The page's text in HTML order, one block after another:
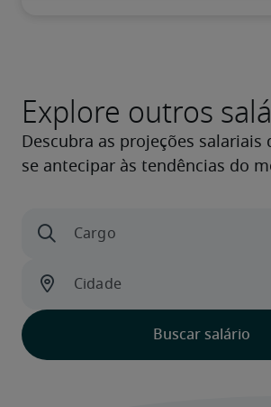
Explore outros